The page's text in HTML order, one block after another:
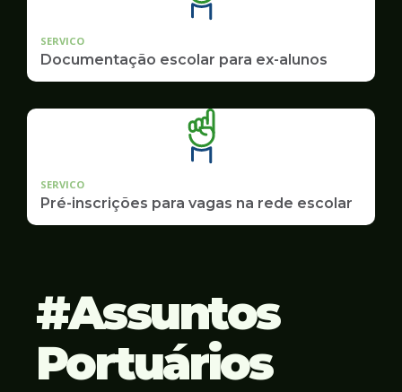
SERVICO
Documentação escolar para ex-alunos
SERVICO
Pré-inscrições para vagas na rede escolar
Assuntos
Portuários